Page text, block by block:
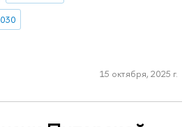
15 октября, 2025 г.